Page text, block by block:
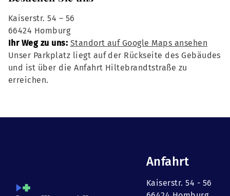
Kaiserstr. 54 – 56
66424 Homburg
Ihr Weg zu uns: Standort auf Google Maps ansehen
Unser Parkplatz liegt auf der Rückseite des Gebäudes
und ist über die Anfahrt Hiltebrandtstraße zu
erreichen.
Anfahrt
Kaiserstr. 54 - 56